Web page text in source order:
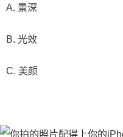
A. 景深
B. 光效
C. 美颜